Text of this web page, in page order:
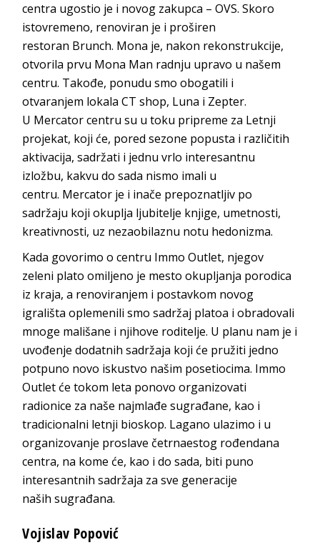
centra ugostio je i novog zakupca –OVS. Skoro
istovremeno, renoviran je i proširen
restoran Brunch. Mona je, nakon rekonstrukcije,
otvorila prvu Mona Man radnju upravo u našem
centru. Takođe, ponudu smo obogatili i
otvaranjem lokalaCT shop, Luna i Zepter.
U Mercator centru su u toku pripreme za Letnji
projekat, koji će, pored sezone popusta i različitih
aktivacija, sadržati i jednu vrlo interesantnu
izložbu, kakvu do sada nismo imali u
centru. Mercator je i inače prepoznatljiv po
sadržaju koji okuplja ljubitelje knjige, umetnosti,
kreativnosti, uz nezaobilaznu notu hedonizma.
Kada govorimo o centru Immo Outlet, njegov
zeleni plato omiljeno je mesto okupljanja porodica
iz kraja, a renoviranjem i postavkom novog
igrališta oplemenili smo sadržaj platoa i obradovali
mnoge mališane i njihove roditelje. U planu nam je i
uvođenje dodatnih sadržaja koji će pružiti jedno
potpuno novo iskustvo našim posetiocima. Immo
Outlet će tokom leta ponovo organizovati
radionice za naše najmlađe sugrađane, kao i
tradicionalni letnji bioskop. Lagano ulazimo i u
organizovanje proslave četrnaestog rođendana
centra, na kome će, kao i do sada, biti puno
interesantnih sadržaja za sve generacije
našihsugrađana.
Vojislav Popović